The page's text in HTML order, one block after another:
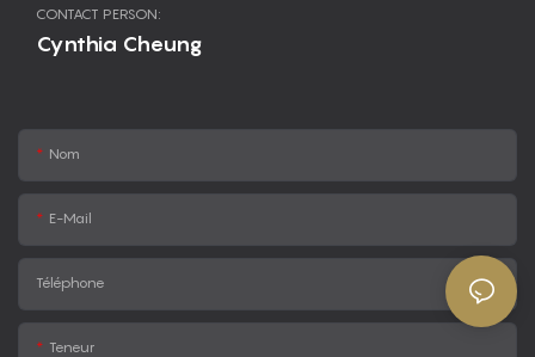
CONTACT PERSON:
Cynthia Cheung
Nom
E-Mail
Téléphone
Teneur